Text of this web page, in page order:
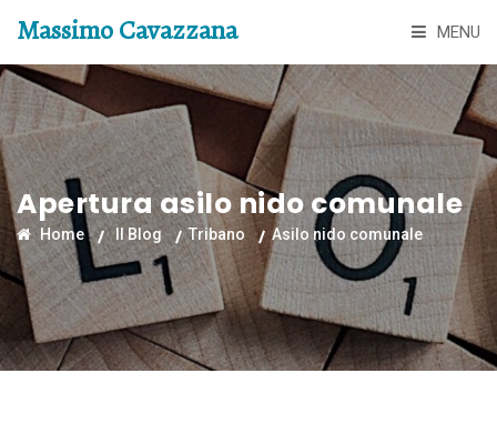
Massimo Cavazzana MENU
Apertura asilo nido comunale
Home Il Blog Tribano Asilo nido comunale